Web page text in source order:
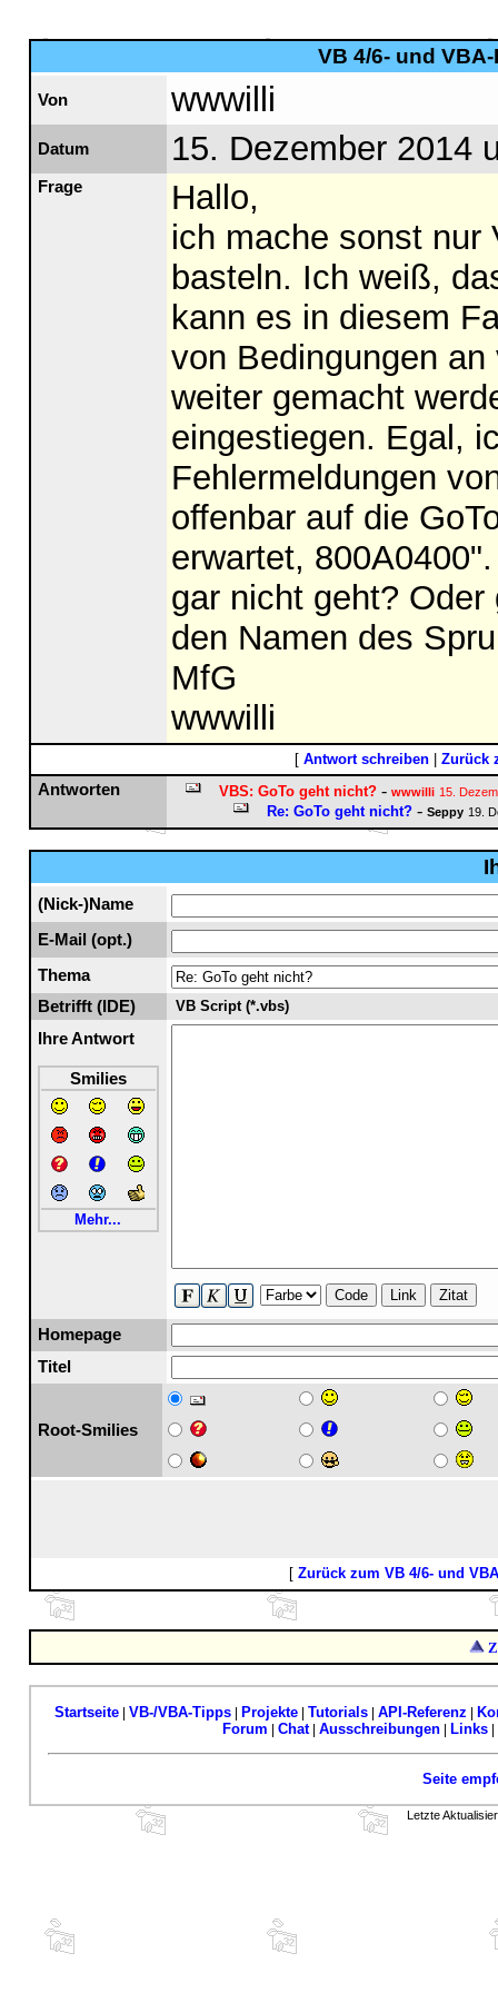
VB 4/6- und
Von wwwilli
Datum 15. Dezember 2014
Frage
Hallo,
ich mache sonst
basteln. Ich weiß,
kann es in diesem
von Bedingungen
weiter gemacht
eingestiegen. Egal,
Fehlermeldungen
offenbar auf die
erwartet,
gar nicht geht?
den Namen des
MfG
wwwilli
[ Antwort schreiben Zurück
Antworten VBS: GoTo geht nicht?- wwwilli 15.
Re: GoTo geht nicht?- Seppy 19.
(Nick-)Name
E-Mail (opt.)
Thema
Betrifft (IDE)
VB Script (*.vbs)
Ihre Antwort
Smilies
Mehr...
Code Link Zitat
Homepage
Titel
Root-Smilies
[ Zurück zum VB 4/6- und
Startseite VB-/VBA-Tipps Projekte Tutorials API-Referenz
Forum
Chat| Ausschreibungen| Links|
Seite
Letzte